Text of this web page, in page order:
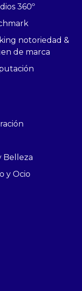
360º
notoriedad &
de marca
Belleza
y Ocio